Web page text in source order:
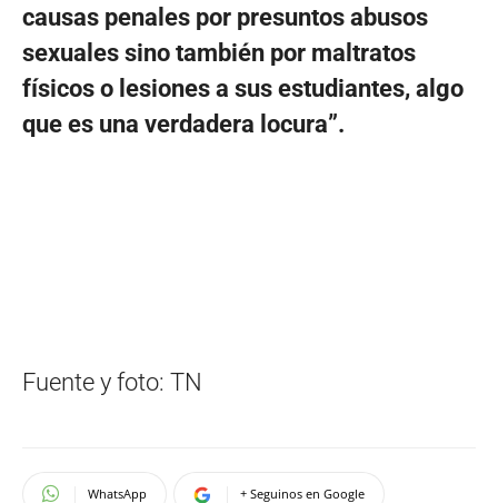
causas penales por presuntos abusos
sexuales sino también por maltratos
físicos o lesiones a sus estudiantes, algo
que es una verdadera locura”.
Fuente y foto: TN
WhatsApp + Seguinos en Google